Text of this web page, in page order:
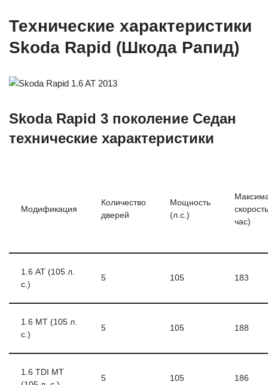
Технические характеристики
Skoda Rapid (Шкода Рапид)
Skoda Rapid 3 поколение Седан
технические характеристики
Модификация
Количество
дверей
Мощность
(л.с.)
час)
1.6 АТ (105 л.
с.)
5 105 183
1.6 МТ (105 л.
с.)
5 105 188
1.6 TDI MT
5 105 186